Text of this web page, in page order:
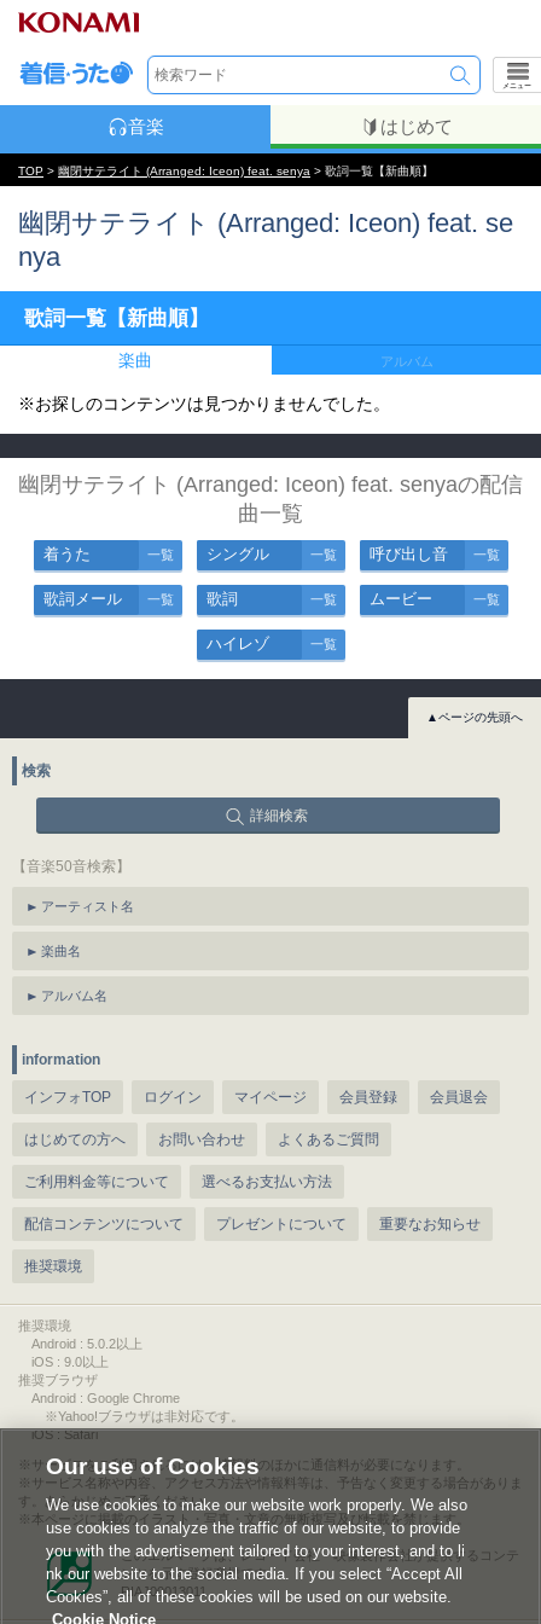
メニュー
音楽 はじめて
TOP > 幽閉サテライト (Arranged: Iceon) feat. senya > 歌詞一覧【新曲順】
幽閉サテライト (Arranged: Iceon) feat. se
nya
歌詞一覧【新曲順】
楽曲 アルバム
※お探しのコンテンツは見つかりませんでした。
幽閉サテライト (Arranged: Iceon) feat. senyaの配信
曲一覧
着うた 一覧 シングル 一覧 呼び出し音 一覧
歌詞メール 一覧 歌詞 一覧 ムービー 一覧
ハイレゾ 一覧
▲ページの先頭へ
検索
詳細検索
【音楽50音検索】
アーティスト名
楽曲名
アルバム名
information
インフォTOP ログイン マイページ 会員登録 会員退会
はじめての方へ お問い合わせ よくあるご質問
ご利用料金等について 選べるお支払い方法
配信コンテンツについて プレゼントについて 重要なお知らせ
推奨環境
推奨環境
Android : 5.0.2以上
iOS : 9.0以上
推奨ブラウザ
Android : Google Chrome
※Yahoo!ブラウザは非対応です。
iOS : Safari
サービスをご利用されるには、情報料のほかに通信料が必要になります。
サービス名称や内容、アクセス方法や情報料等は、予告なく変更する場合がありま
す。あらかじめご了承ください。
本ページに掲載のイラスト・写真・文章の無断複写及び転載を禁じます。
このエルマークは、レコード会社・映像製作会社が提供するコンテ
ンツを示す登録商標です。
RIAJ00013011
Our use of Cookies
We use cookies to make our website work properly. We also
use cookies to analyze the traffic of our website, to provide
you with the advertisement tailored to your interest, and to li
nk our website to the social media. If you select “Accept All
Cookies”, all of these cookies will be used on our website.
Cookie Notice